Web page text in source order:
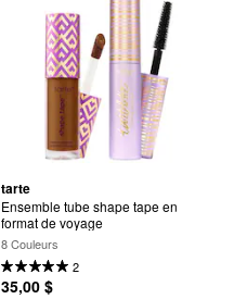
tarte
Ensemble tube shape tape en
format de voyage
8 Couleurs
2
35,00 $